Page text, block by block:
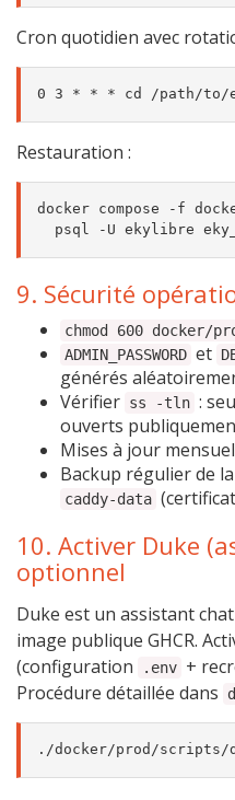
Cron quotidien avec
Restauration :
docker compose -f
9. Sécurité
chmod 600 docker/
ADMIN_PASSWORD et
générés
Vérifier ss -tln :
ouverts
Mises à jour
Backup régulier de
caddy-data
10. Activer Duke
optionnel
Duke est un assistant
image publique GHCR.
(configuration
.env +
Procédure détaillée dans